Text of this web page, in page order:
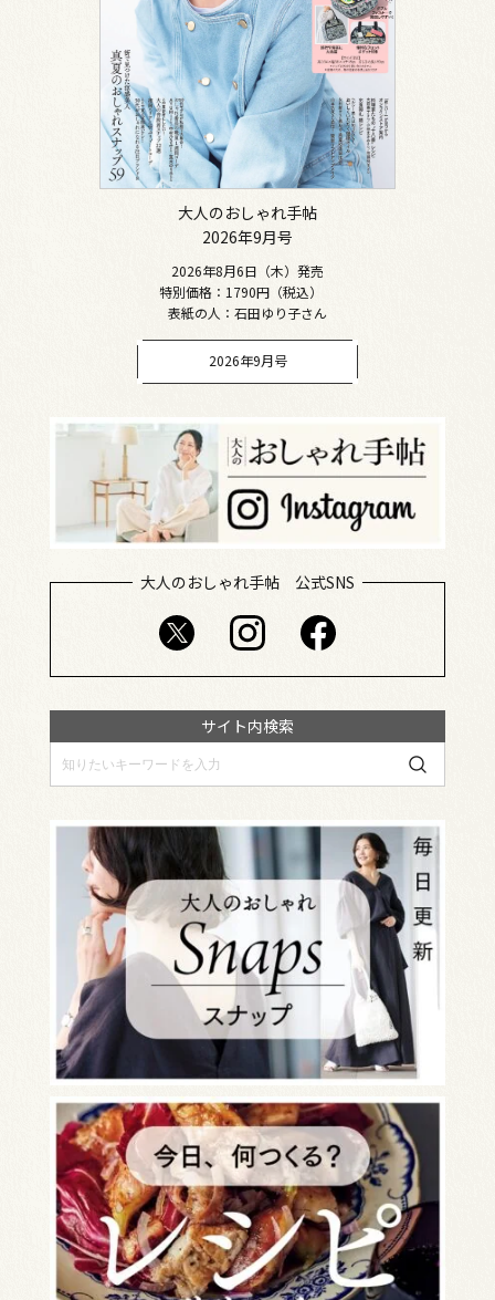
大人のおしゃれ手帖
2026年9月号
2026年8月6日（木）発売
特別価格：1790円（税込）
表紙の人：石田ゆり子さん
2026年9月号
大人のおしゃれ手帖 公式SNS
サイト内検索